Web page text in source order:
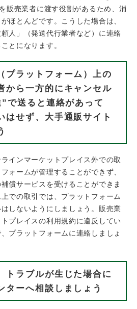
販売業者に渡す役割があるため、消
ほとんどです。こうした場合は、
人」（発送代行業者など）に連絡
とになります。
プラットフォーム）上の
から一方的にキャンセル
で送ると連絡があって
はせず、大手通販サイト
インマーケットプレイス外での取
ォームが管理することができず、
償サービスを受けることができま
での取引では、プラットフォーム
しないようにしましょう。販売業
プレイスの利用規約に違反してい
プラットフォームに連絡しましょ
トラブルが生じた場合に
ターへ相談しましょう